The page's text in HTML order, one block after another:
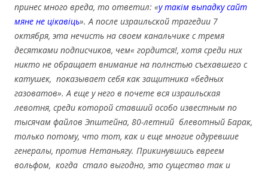
принес много вреда, то ответил: «у такім выпадку сайт
мяне не цікавіць». А после израильской трагедии 7
октября, эта нечисть на своем канальчике с тремя
десятками подписчиков, чем« гордится!, хотя среди них
никто не обращает внимание на полнстью съехавшего с
катушек, показывает себя как защитника «бедных
газоватов». А еще у него в почете вся израильская
левотня, среди которой ставший особо известным по
тысячам файлов Эпштейна, 80-летний блевотный Барак,
только потому, что тот, как и еще многие одуревшие
генералы, против Нетаньягу. Прикинувшись евреем
вольфом, когда стало выгодно, это существо так и